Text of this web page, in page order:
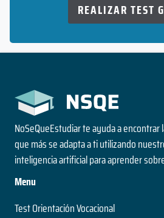
REALIZAR TEST
NoSeQueEstudiar te ayuda a
que más se adapta a ti utilizando
inteligencia artificial para aprender
Menu
Test Orientación Vocacional